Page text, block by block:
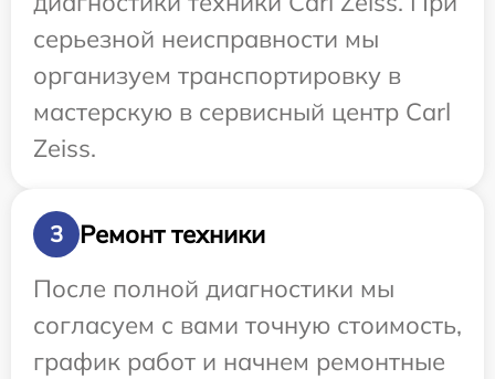
серьезной неисправности мы
организуем транспортировку в
мастерскую в сервисный центр Carl
Zeiss.
3
Ремонт техники
После полной диагностики мы
согласуем с вами точную стоимость,
график работ и начнем ремонтные